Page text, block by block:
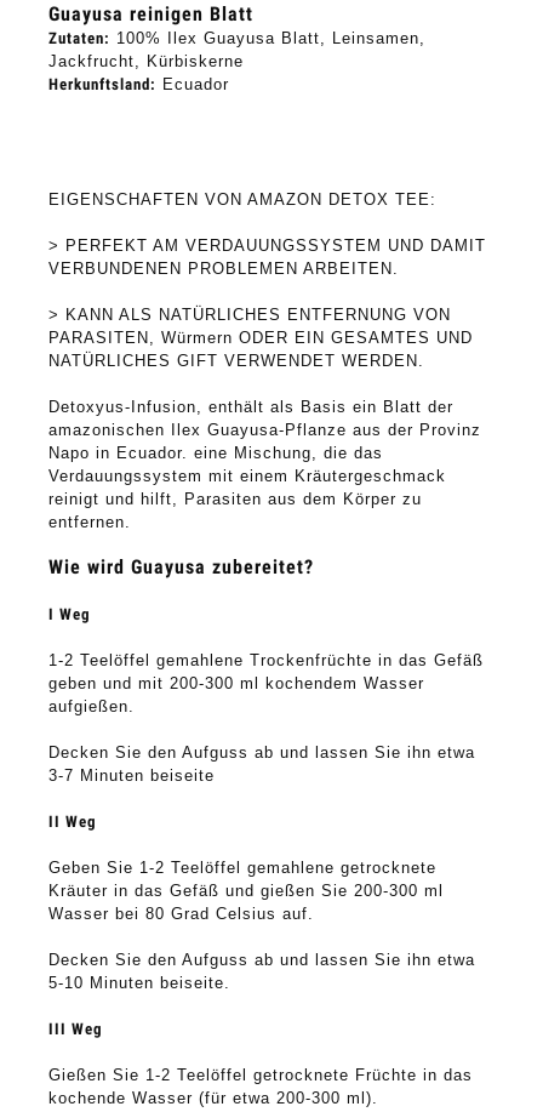
Guayusa reinigen Blatt
Zutaten: 100% Ilex Guayusa Blatt, Leinsamen,
Jackfrucht, Kürbiskerne
Herkunftsland: Ecuador
EIGENSCHAFTEN VON AMAZON DETOX TEE:
> PERFEKT AM VERDAUUNGSSYSTEM UND DAMIT
VERBUNDENEN PROBLEMEN ARBEITEN.
> KANN ALS NATÜRLICHES ENTFERNUNG VON
PARASITEN, Würmern ODER EIN GESAMTES UND
NATÜRLICHES GIFT VERWENDET WERDEN.
Detoxyus-Infusion, enthält als Basis ein Blatt der
amazonischen Ilex Guayusa-Pflanze aus der Provinz
Napo in Ecuador. eine Mischung, die das
Verdauungssystem mit einem Kräutergeschmack
reinigt und hilft, Parasiten aus dem Körper zu
entfernen.
Wie wird Guayusa zubereitet?
I Weg
1-2 Teelöffel gemahlene Trockenfrüchte in das Gefäß
geben und mit 200-300 ml kochendem Wasser
aufgießen.
Decken Sie den Aufguss ab und lassen Sie ihn etwa
3-7 Minuten beiseite
II Weg
Geben Sie 1-2 Teelöffel gemahlene getrocknete
Kräuter in das Gefäß und gießen Sie 200-300 ml
Wasser bei 80 Grad Celsius auf.
Decken Sie den Aufguss ab und lassen Sie ihn etwa
5-10 Minuten beiseite.
III Weg
Gießen Sie 1-2 Teelöffel getrocknete Früchte in das
kochende Wasser (für etwa 200-300 ml).